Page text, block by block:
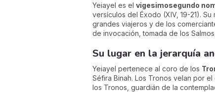
Yeiayel es el vigesimosegundo
versículos del Éxodo (XIV, 19-21).
grandes viajeros y de los
de invocación, tomada de los
Su lugar en la jerarquía
Yeiayel pertenece al coro de los
Séfira Binah. Los Tronos velan por
los Tronos, guardián de la